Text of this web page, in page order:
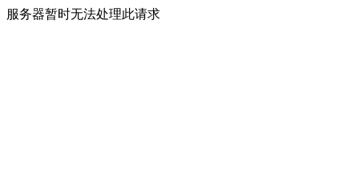
服务器暂时无法处理此请求